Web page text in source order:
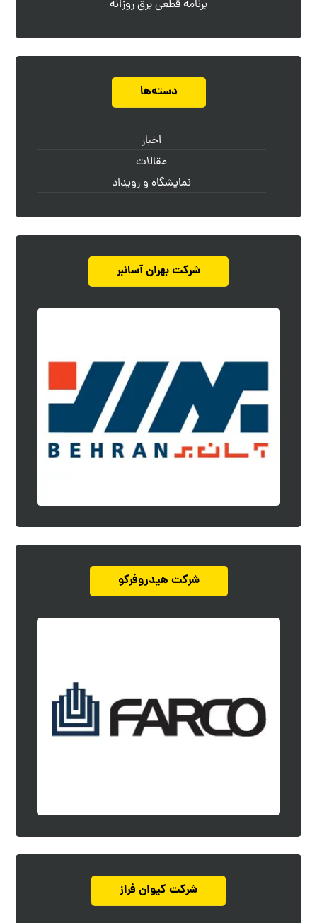
برنامه قطعی برق روزانه
دسته‌ها
اخبار
مقالات
نمایشگاه و رویداد
شرکت بهران آسانبر
شرکت هیدروفرکو
شرکت کیوان فراز